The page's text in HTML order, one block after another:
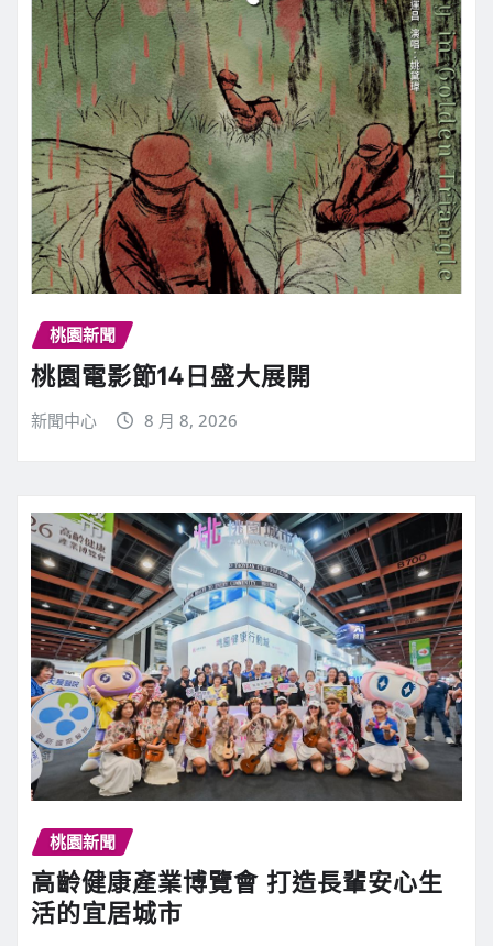
桃園新聞
桃園電影節14日盛大展開
新聞中心 8 月 8, 2026
桃園新聞
高齡健康產業博覽會 打造長輩安心生
活的宜居城市